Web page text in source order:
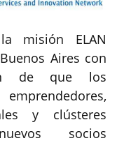
misión ELAN
Aires con
de que los
y clústeres
socios